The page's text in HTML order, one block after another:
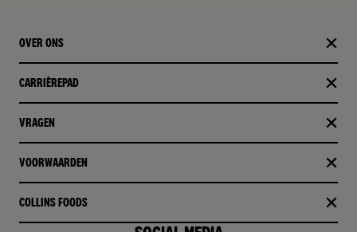
OVER ONS
CARRIÈREPAD
VRAGEN
VOORWAARDEN
COLLINS FOODS